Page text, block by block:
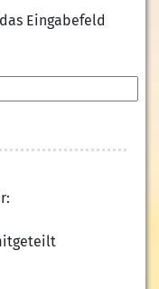
Eingabefeld